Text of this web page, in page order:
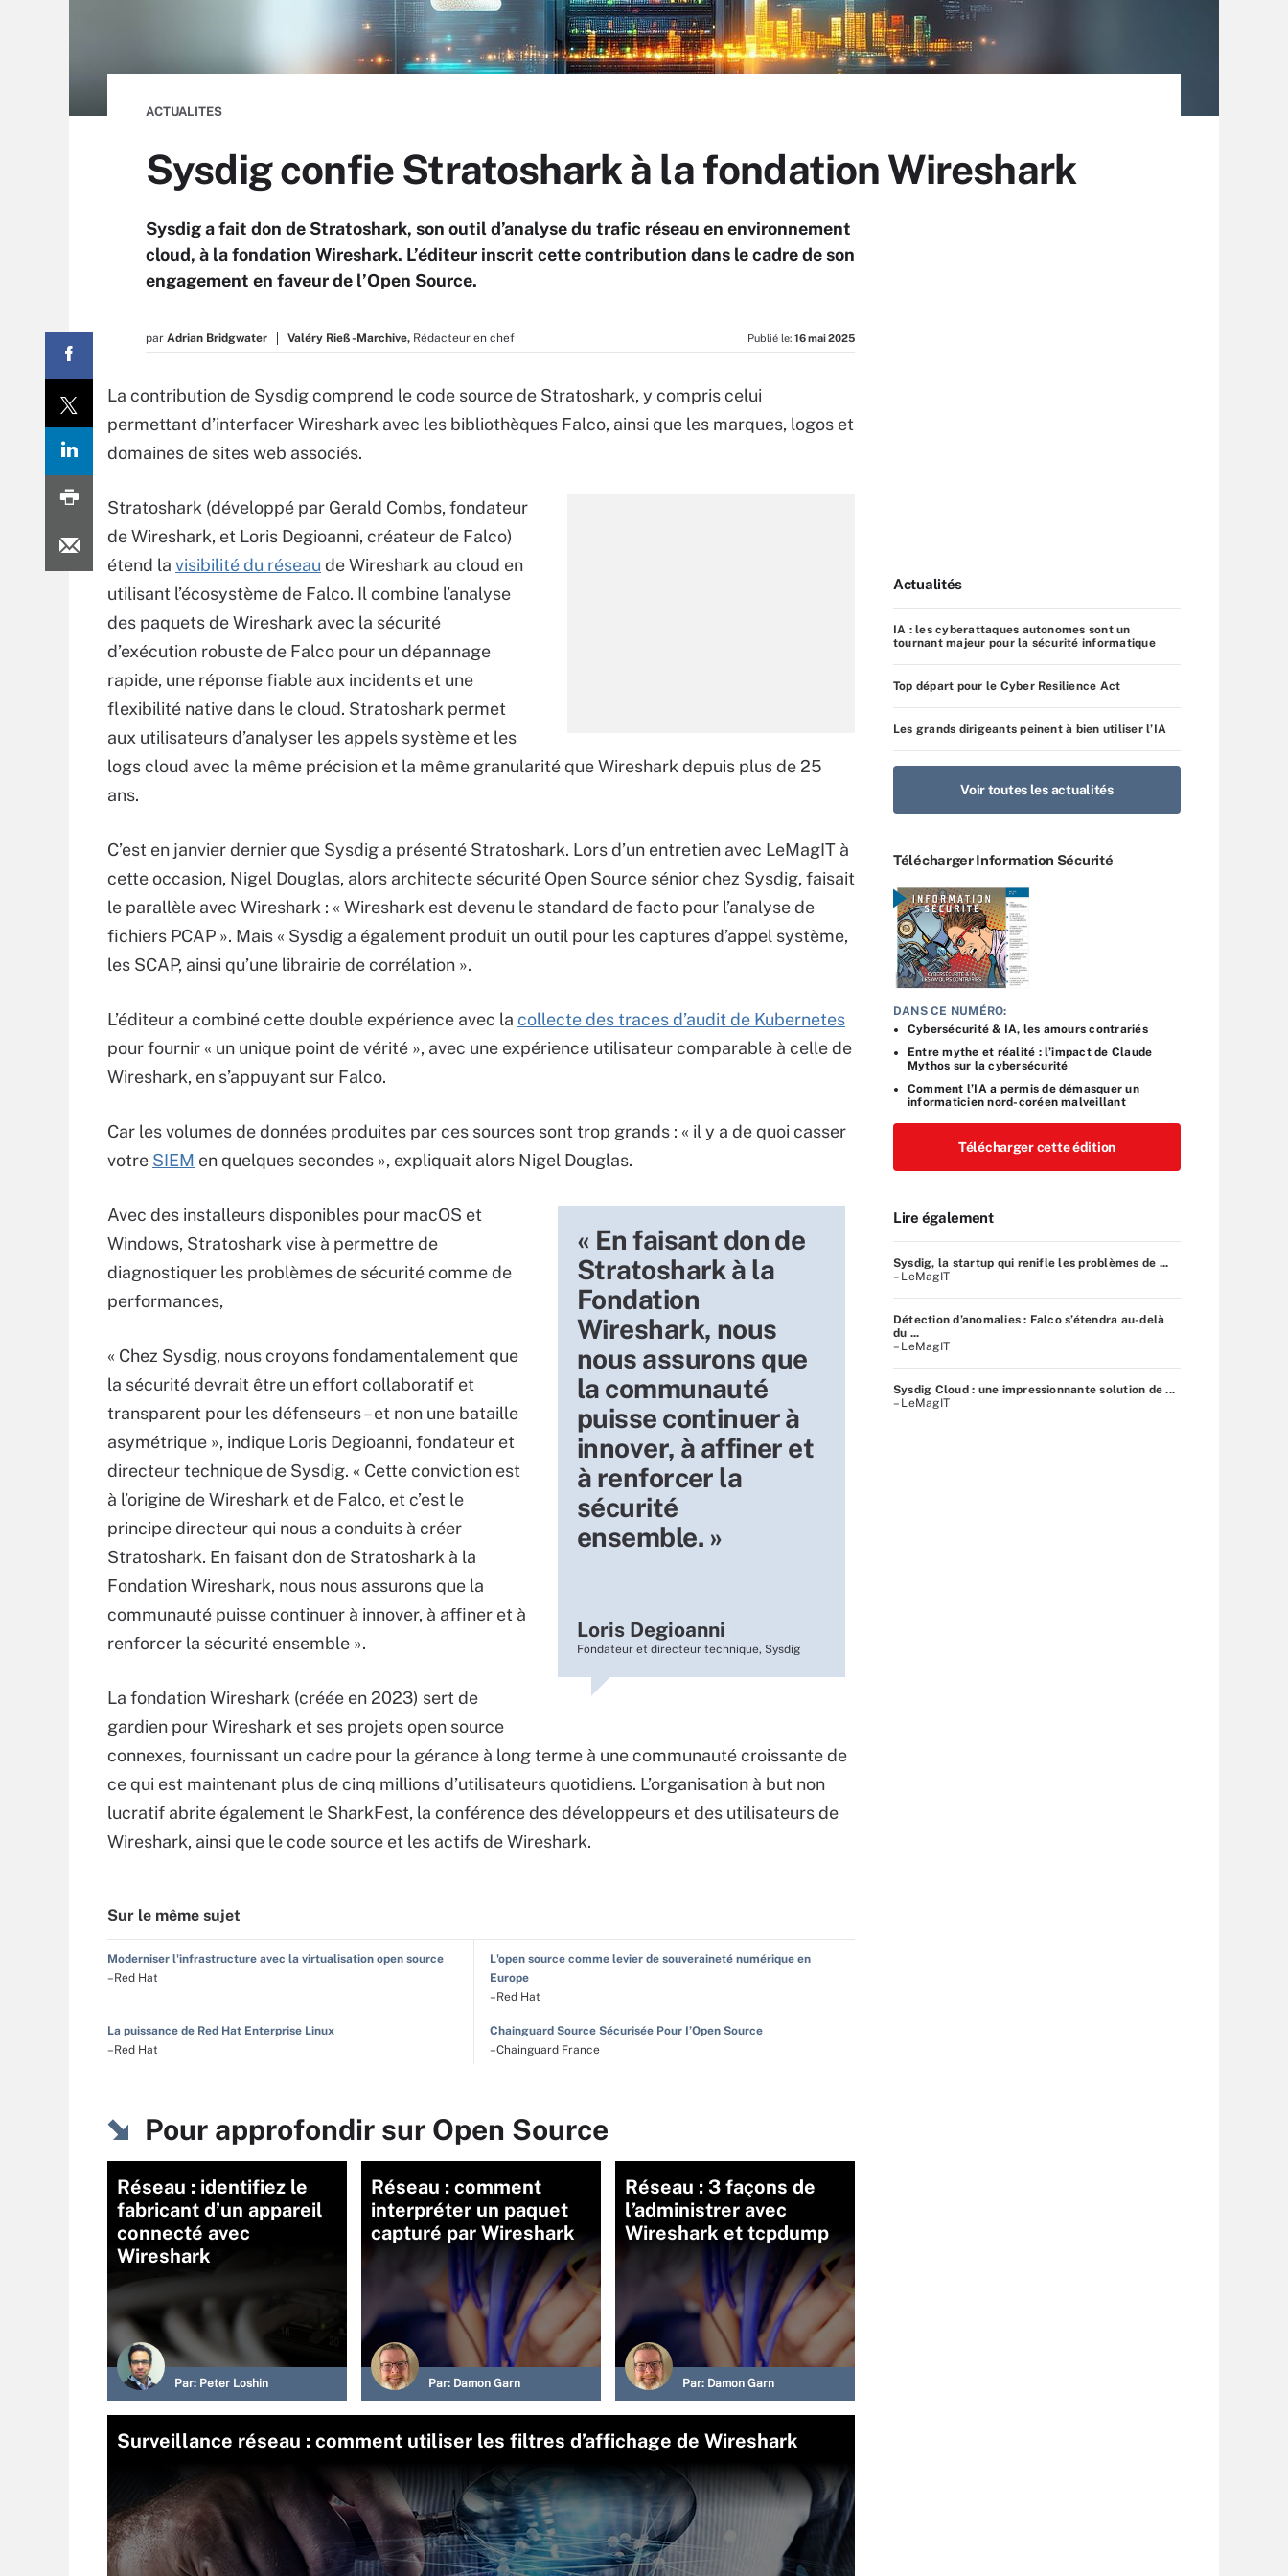
ACTUALITES
Sysdig confie Stratoshark à la fondation Wireshark
Sysdig a fait don de Stratoshark, son outil d’analyse du trafic réseau en environnement
cloud, à la fondation Wireshark. L’éditeur inscrit cette contribution dans le cadre de son
engagement en faveur de l’Open Source.
par Adrian Bridgwater Valéry Rieß-Marchive, Rédacteur en chef Publié le: 16 mai 2025
La contribution de Sysdig comprend le code source de Stratoshark, y compris celui
permettant d’interfacer Wireshark avec les bibliothèques Falco, ainsi que les marques, logos et
domaines de sites web associés.
Stratoshark (développé par Gerald Combs, fondateur
de Wireshark, et Loris Degioanni, créateur de Falco)
étend la visibilité du réseau de Wireshark au cloud en
utilisant l’écosystème de Falco. Il combine l’analyse
des paquets de Wireshark avec la sécurité
d’exécution robuste de Falco pour un dépannage
rapide, une réponse fiable aux incidents et une
flexibilité native dans le cloud. Stratoshark permet
aux utilisateurs d’analyser les appels système et les
logs cloud avec la même précision et la même granularité que Wireshark depuis plus de 25
ans.
C’est en janvier dernier que Sysdig a présenté Stratoshark. Lors d’un entretien avec LeMagIT à
cette occasion, Nigel Douglas, alors architecte sécurité Open Source sénior chez Sysdig, faisait
le parallèle avec Wireshark : « Wireshark est devenu le standard de facto pour l’analyse de
fichiers PCAP ». Mais « Sysdig a également produit un outil pour les captures d’appel système,
les SCAP, ainsi qu’une librairie de corrélation ».
L’éditeur a combiné cette double expérience avec la collecte des traces d’audit de Kubernetes
pour fournir « un unique point de vérité », avec une expérience utilisateur comparable à celle de
Wireshark, en s’appuyant sur Falco.
Car les volumes de données produites par ces sources sont trop grands : « il y a de quoi casser
votre SIEM en quelques secondes », expliquait alors Nigel Douglas.
« En faisant don de
Stratoshark à la
Fondation
Wireshark, nous
nous assurons que
la communauté
puisse continuer à
innover, à affiner et
à renforcer la
sécurité
ensemble. »
Loris Degioanni
Fondateur et directeur technique, Sysdig
Avec des installeurs disponibles pour macOS et
Windows, Stratoshark vise à permettre de
diagnostiquer les problèmes de sécurité comme de
performances,
« Chez Sysdig, nous croyons fondamentalement que
la sécurité devrait être un effort collaboratif et
transparent pour les défenseurs – et non une bataille
asymétrique », indique Loris Degioanni, fondateur et
directeur technique de Sysdig. « Cette conviction est
à l’origine de Wireshark et de Falco, et c’est le
principe directeur qui nous a conduits à créer
Stratoshark. En faisant don de Stratoshark à la
Fondation Wireshark, nous nous assurons que la
communauté puisse continuer à innover, à affiner et à
renforcer la sécurité ensemble ».
La fondation Wireshark (créée en 2023) sert de
gardien pour Wireshark et ses projets open source
connexes, fournissant un cadre pour la gérance à long terme à une communauté croissante de
ce qui est maintenant plus de cinq millions d’utilisateurs quotidiens. L’organisation à but non
lucratif abrite également le SharkFest, la conférence des développeurs et des utilisateurs de
Wireshark, ainsi que le code source et les actifs de Wireshark.
Sur le même sujet
Moderniser l'infrastructure avec la virtualisation open source
–Red Hat
L'open source comme levier de souveraineté numérique en
Europe
–Red Hat
La puissance de Red Hat Enterprise Linux
–Red Hat
Chainguard Source Sécurisée Pour I’Open Source
–Chainguard France
Pour approfondir sur Open Source
Réseau : identifiez le
fabricant d’un appareil
connecté avec
Wireshark
Par: Peter Loshin
Réseau : comment
interpréter un paquet
capturé par Wireshark
Par: Damon Garn
Réseau : 3 façons de
l’administrer avec
Wireshark et tcpdump
Par: Damon Garn
Surveillance réseau : comment utiliser les filtres d’affichage de Wireshark
Actualités
IA : les cyberattaques autonomes sont un
tournant majeur pour la sécurité informatique
Top départ pour le Cyber Resilience Act
Les grands dirigeants peinent à bien utiliser l’IA
Voir toutes les actualités
Télécharger Information Sécurité
DANS CE NUMÉRO:
Cybersécurité & IA, les amours contrariés
Entre mythe et réalité : l’impact de Claude
Mythos sur la cybersécurité
Comment l’IA a permis de démasquer un
informaticien nord-coréen malveillant
Télécharger cette édition
Lire également
Sysdig, la startup qui renifle les problèmes de ...
– LeMagIT
Détection d’anomalies : Falco s’étendra au-delà
du ...
– LeMagIT
Sysdig Cloud : une impressionnante solution de ...
– LeMagIT